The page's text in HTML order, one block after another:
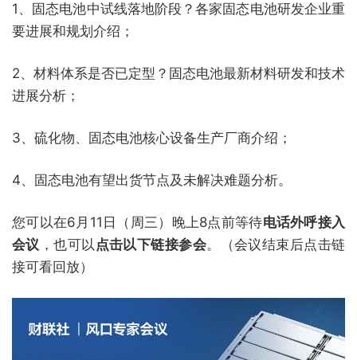
1、固态电池中试线落地阶段？各家固态电池研发企业重
要进展和规划介绍；
2、材料体系是否已定型？固态电池最新材料研发和技术
进展分析；
3、硫化物、固态电池核心设备生产厂商介绍；
4、固态电池有望出货节点及未解决难题分析。
您可以在6月11日（周三）晚上8点前等待电话外呼接入
会议 ，也可以 点击以下链接参会。（会议结束后点击链
接可看回放）